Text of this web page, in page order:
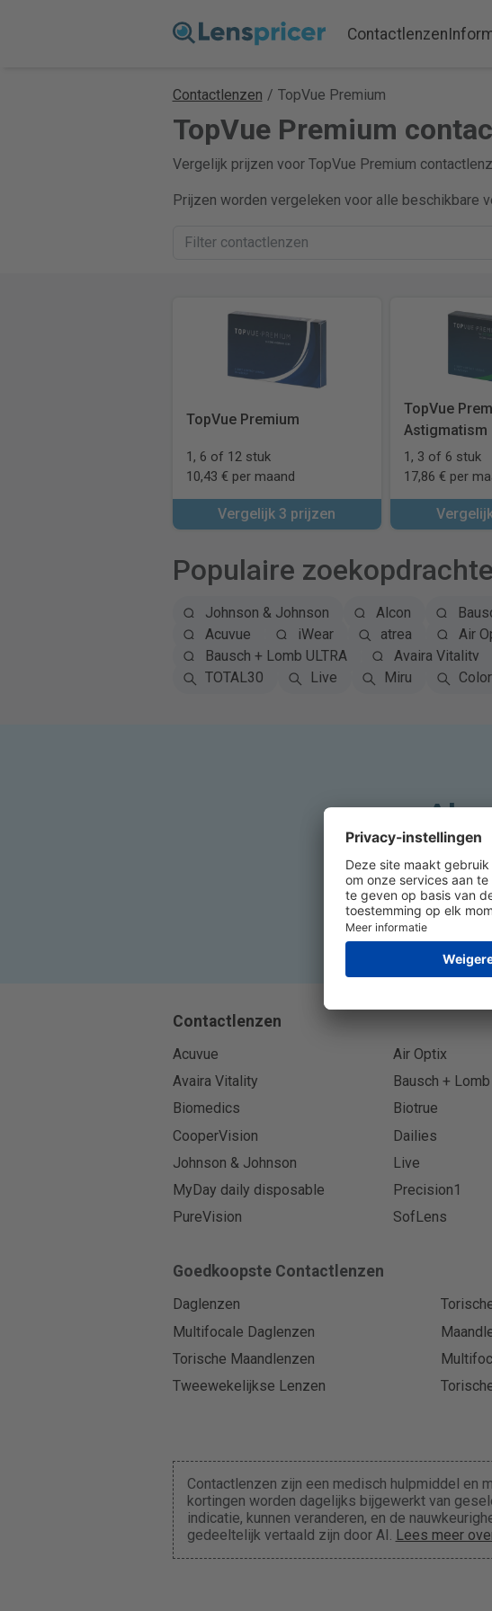
Contactlenzen
Contactlenzen / TopVue Premium
TopVue Premium
Vergelijk prijzen voor TopVue Premium
Prijzen worden vergeleken voor alle beschikbare
TopVue Premium
1, 6 of 12 stuk
10,43 € per maand
Vergelijk 3 prijzen
TopVue
Astigmatism
1, 3 of 6 stuk
17,86 € per
Populaire
Johnson & Johnson Alcon
Acuvue
iWear atrea Air
Bausch + Lomb ULTRA
Avaira Vitality
TOTAL30
Live Miru
Contactlenzen
Acuvue Air Optix
Avaira Vitality
Bausch + Lomb
Biomedics
Biotrue
CooperVision
Dailies
Johnson & Johnson
Live
MyDay daily disposable
Precision1
PureVision
SofLens
Goedkoopste Contactlenzen
Daglenzen
Multifocale Daglenzen
Torische Maandlenzen
Tweewekelijkse Lenzen
Contactlenzen zijn een medisch hulpmiddel en
kortingen worden dagelijks bijgewerkt van
indicatie, kunnen veranderen, en de
gedeeltelijk vertaald zijn door AI. Lees meer